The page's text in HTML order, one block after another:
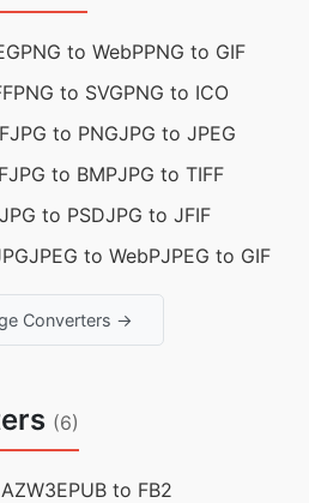
PNG to WebPPNG to GIF
PNG to SVGPNG to ICO
JPG to PNGJPG to JPEG
JPG to BMPJPG to TIFF
JPG to PSDJPG to JFIF
JPEG to WebPJPEG to GIF
Converters →
(6)
EPUB to FB2